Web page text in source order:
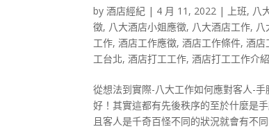
by酒店經紀 | 4 月 11, 2022 | 上班, 八
徵, 八大酒店小姐應徵, 八大酒店工作, 八
工作,酒店工作應徵,酒店工作條件,酒店
工台北,酒店打工工作,酒店打工工作介紹
從想法到實際-八大工作如何應對客人-
好！其實這都有先後秩序的至於什麼是
且客人是千奇百怪不同的狀況就會有不